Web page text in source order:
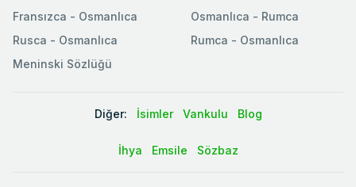
Fransızca - Osmanlıca
Rusca - Osmanlıca
Meninski Sözlüğü
Osmanlıca - Rumca
Rumca - Osmanlıca
Diğer: İsimler Vankulu Blog
İhya Emsile Sözbaz